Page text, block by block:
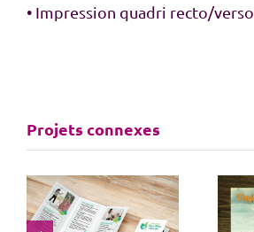
• Impression quadri recto/verso
Projets connexes